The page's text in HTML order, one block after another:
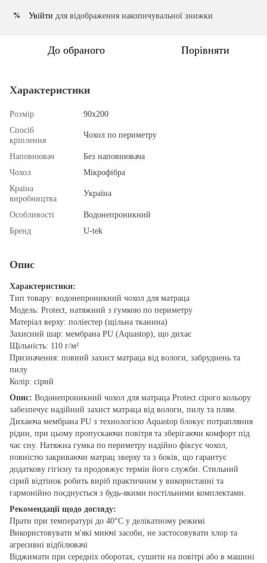
% Увійти для відображення накопичувальної знижки
До обраного Порівняти
Характеристики
Розмір
90х200
Спосіб
кріплення
Чохол по периметру
Наповнювач
Без наповнювача
Чохол
Мікрофібра
Країна
виробництва
Україна
Особливості
Водонепроникний
Бренд
U-tek
Опис
Характеристики:
Тип товару: водонепроникний чохол для матраца
Модель: Protect, натяжний з гумкою по периметру
Матеріал верху: поліестер (щільна тканина)
Захисний шар: мембрана PU (Aquastop), що дихає
Щільність: 110 г/м²
Призначення: повний захист матраца від вологи, забруднень та
пилу
Колір: сірий
Опис: Водонепроникний чохол для матраца Protect сірого кольору
забезпечує надійний захист матраца від вологи, пилу та плям.
Дихаюча мембрана PU з технологією Aquastop блокує потрапляння
рідин, при цьому пропускаючи повітря та зберігаючи комфорт під
час сну. Натяжна гумка по периметру надійно фіксує чохол,
повністю закриваючи матрац зверху та з боків, що гарантує
додаткову гігієну та продовжує термін його служби. Стильний
сірий відтінок робить виріб практичним у використанні та
гармонійно поєднується з будь-якими постільними комплектами.
Рекомендації щодо догляду:
Прати при температурі до 40°C у делікатному режимі
Використовувати м'які миючі засоби, не застосовувати хлор та
агресивні відбілювачі
Віджимати при середніх оборотах, сушити на повітрі або в машині